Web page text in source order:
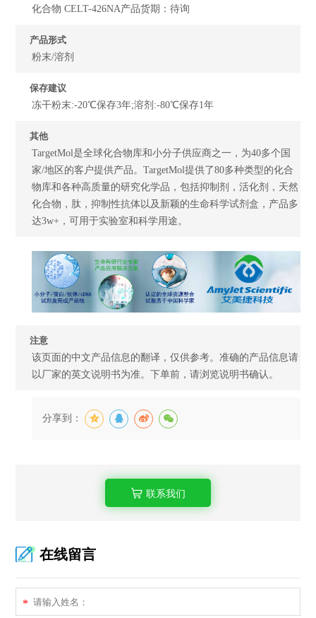
化合物 CELT-426NA产品货期：待询
产品形式
粉末/溶剂
保存建议
冻干粉末:-20℃保存3年;溶剂:-80℃保存1年
其他
TargetMol是全球化合物库和小分子供应商之一，为40多个国
家/地区的客户提供产品。TargetMol提供了80多种类型的化合
物库和各种高质量的研究化学品，包括抑制剂，活化剂，天然
化合物，肽，抑制性抗体以及新颖的生命科学试剂盒，产品多
达3w+，可用于实验室和科学用途。
注意
该页面的中文产品信息的翻译，仅供参考。准确的产品信息请
以厂家的英文说明书为准。下单前，请浏览说明书确认。
分享到：
联系我们
在线留言
*